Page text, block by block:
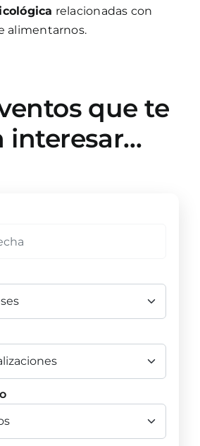
relacionadas con
alimentarnos.
que te
interesar…